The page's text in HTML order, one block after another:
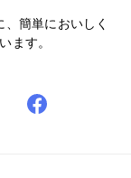
簡単においしく
ます。